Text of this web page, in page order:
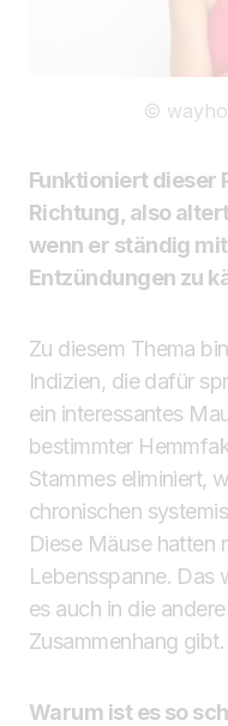
©
Funktioniert dieser
Richtung, also
wenn er ständig
Entzündungen zu
Zu diesem Thema
Indizien, die dafür
ein interessantes
bestimmter
Stammes eliminiert,
chronischen
Diese Mäuse hatten
Lebensspanne. Das
es auch in die
Zusammenhang gibt.
Warum ist es so